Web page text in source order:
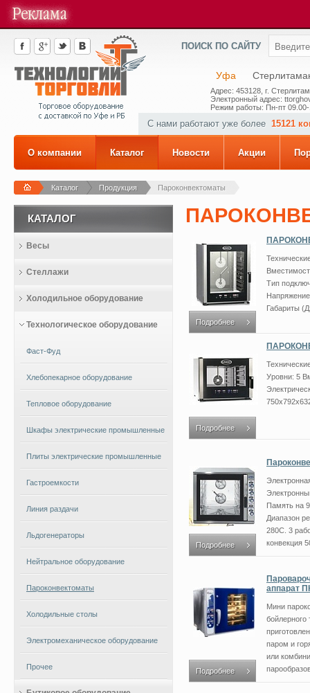
ПОИСК ПО САЙТУ
Уфа
Адрес: 453128, г.
Электронный адрес:
Режим работы: Пн-пт
С нами работают уже более 15121
О компании Каталог Новости Акции
Каталог Продукция Пароконвектоматы
Подробнее
Тип
Габариты
Подробнее
Уровни: 5
Подробнее
Память на
Диапазон
280С. 3
конвекция
Подробнее
аппарат
Мини
бойлерного
паром и
или
КАТАЛОГ
Весы
Стеллажи
Холодильное оборудование
Технологическое оборудование
Фаст-Фуд
Хлебопекарное оборудование
Тепловое оборудование
Шкафы электрические промышленные
Плиты электрические промышленные
Гастроемкости
Линия раздачи
Льдогенераторы
Нейтральное оборудование
Пароконвектоматы
Холодильные столы
Электромеханическое оборудование
Прочее